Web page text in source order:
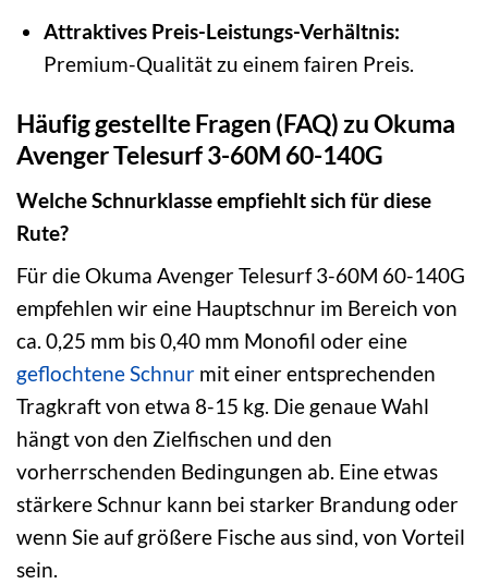
Attraktives Preis-Leistungs-Verhältnis:
Premium-Qualität zu einem fairen Preis.
Häufig gestellte Fragen (FAQ) zu Okuma
Avenger Telesurf 3-60M 60-140G
Welche Schnurklasse empfiehlt sich für diese
Rute?
Für die Okuma Avenger Telesurf 3-60M 60-140G
empfehlen wir eine Hauptschnur im Bereich von
ca. 0,25 mm bis 0,40 mm Monofil oder eine
geflochtene Schnur mit einer entsprechenden
Tragkraft von etwa 8-15 kg. Die genaue Wahl
hängt von den Zielfischen und den
vorherrschenden Bedingungen ab. Eine etwas
stärkere Schnur kann bei starker Brandung oder
wenn Sie auf größere Fische aus sind, von Vorteil
sein.